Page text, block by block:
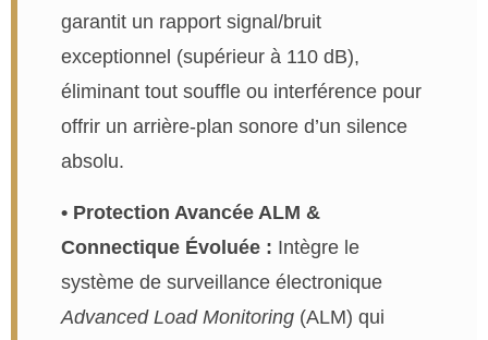
garantit un rapport signal/bruit
exceptionnel (supérieur à 110 dB),
éliminant tout souffle ou interférence pour
offrir un arrière-plan sonore d’un silence
absolu.
• Protection Avancée ALM &
Connectique Évoluée : Intègre le
système de surveillance électronique
Advanced Load Monitoring (ALM) qui